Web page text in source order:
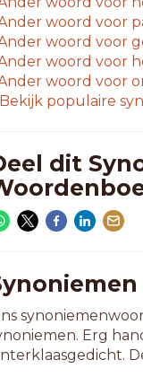
woord voor
woord voor
woord voor
woord voor
Bekijk populaire
dit
Erg